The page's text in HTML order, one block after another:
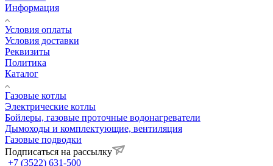
Информация
Условия оплаты
Условия доставки
Реквизиты
Политика
Каталог
Газовые котлы
Электрические котлы
Бойлеры, газовые проточные водонагреватели
Дымоходы и комплектующие, вентиляция
Газовые подводки
Подписаться на рассылку
+7 (3522) 631-500